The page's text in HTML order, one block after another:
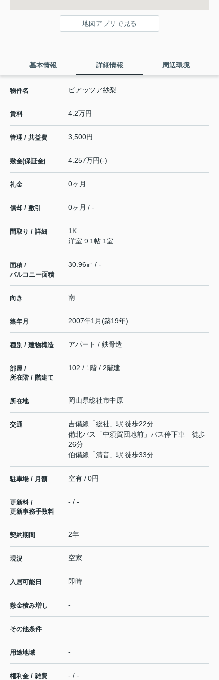
地図アプリで見る
基本情報 詳細情報 周辺環境
物件名 ピアッツア紗梨
賃料 4.2万円
管理 / 共益費 3,500円
敷金(保証金) 4.257万円(-)
礼金 0ヶ月
償却 / 敷引 0ヶ月 / -
間取り / 詳細
1K
洋室 9.1帖 1室
面積 /
バルコニー面積
30.96㎡ / -
向き 南
築年月 2007年1月(築19年)
種別 / 建物構造 アパート / 鉄骨造
部屋 /
所在階 / 階建て
102 / 1階 / 2階建
所在地 岡山県総社市中原
交通 吉備線 「総社 」駅 徒歩22分
備北バス「中須賀団地前」バス停下車 徒歩
26分
伯備線 「清音 」駅 徒歩33分
駐車場 / 月額 空有 / 0円
更新料 /
更新事務手数料
- / -
契約期間 2年
現況 空家
入居可能日 即時
敷金積み増し -
その他条件
用途地域 -
権利金 / 雑費 - / -